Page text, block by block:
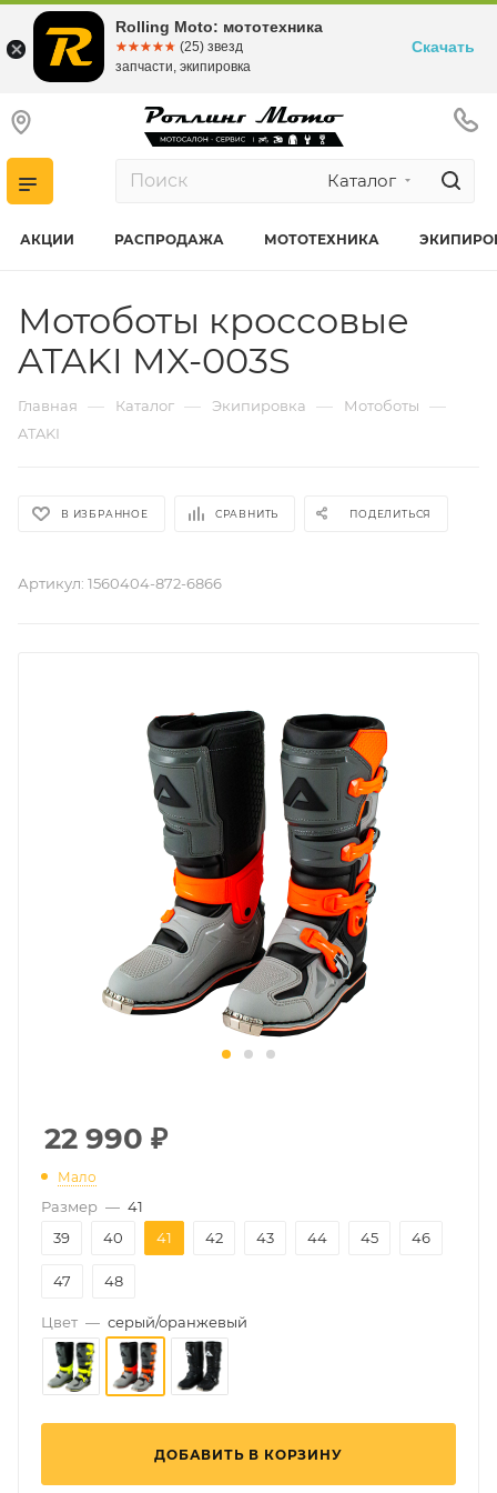
Каталог
АКЦИИ РАСПРОДАЖА МОТОТЕХНИКА
Мотоботы кроссовые
ATAKI MX-003S
Главная — Каталог — Экипировка — Мотоботы —
ATAKI
В ИЗБРАННОЕ СРАВНИТЬ ПОДЕЛИТЬСЯ
Артикул: 1560404-872-6866
22 990 ₽
Мало
Размер — 41
39
40 41 42 43 44 45 46
47 48
Цвет — серый/оранжевый
ДОБАВИТЬ В КОРЗИНУ
Rolling Moto: мототехника
☆☆☆☆☆
★★★★★ (25) звезд
запчасти, экипировка
Скачать